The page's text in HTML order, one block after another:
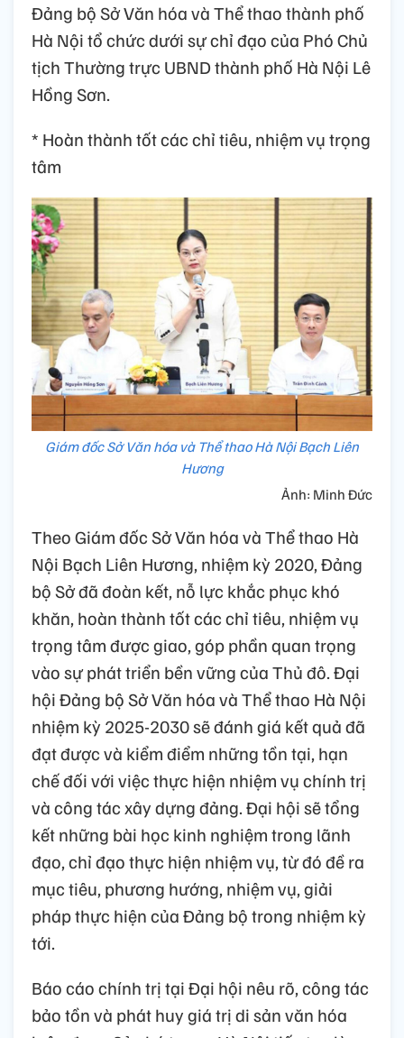
Đảng bộ Sở Văn hóa và Thể thao thành phố
Hà Nội tổ chức dưới sự chỉ đạo của Phó Chủ
tịch Thường trực UBND thành phố Hà Nội Lê
Hồng Sơn.
* ​Hoàn thành tốt các chỉ tiêu, nhiệm vụ trọng
tâm
Giám đốc Sở Văn hóa và Thể thao Hà Nội Bạch Liên
Hương
Ảnh: Minh Đức
Theo Giám đốc Sở Văn hóa và Thể thao Hà
Nội Bạch Liên Hương, nhiệm kỳ 2020, Đảng
bộ Sở đã đoàn kết, nỗ lực khắc phục khó
khăn, hoàn thành tốt các chỉ tiêu, nhiệm vụ
trọng tâm được giao, góp phần quan trọng
vào sự phát triển bền vững của Thủ đô. Đại
hội Đảng bộ Sở Văn hóa và Thể thao Hà Nội
nhiệm kỳ 2025-2030 sẽ đánh giá kết quả đã
đạt được và kiểm điểm những tồn tại, hạn
chế đối với việc thực hiện nhiệm vụ chính trị
và công tác xây dựng đảng. Đại hội sẽ tổng
kết những bài học kinh nghiệm trong lãnh
đạo, chỉ đạo thực hiện nhiệm vụ, từ đó đề ra
mục tiêu, phương hướng, nhiệm vụ, giải
pháp thực hiện của Đảng bộ trong nhiệm kỳ
tới.
Báo cáo chính trị tại Đại hội nêu rõ, công tác
bảo tồn và phát huy giá trị di sản văn hóa